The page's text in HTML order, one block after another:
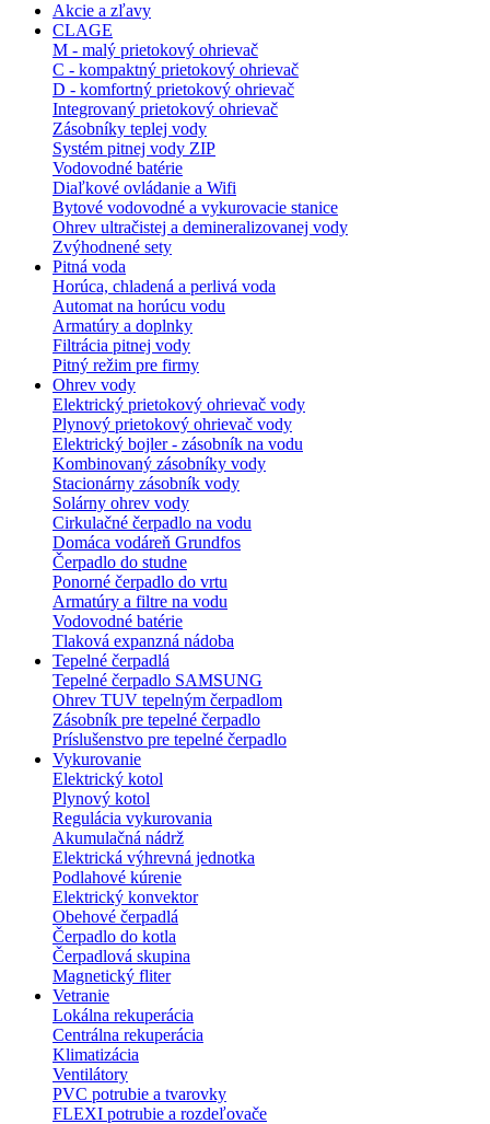
Akcie a zľavy
CLAGE
M - malý prietokový ohrievač
C - kompaktný prietokový ohrievač
D - komfortný prietokový ohrievač
Integrovaný prietokový ohrievač
Zásobníky teplej vody
Systém pitnej vody ZIP
Vodovodné batérie
Diaľkové ovládanie a Wifi
Bytové vodovodné a vykurovacie stanice
Ohrev ultračistej a demineralizovanej vody
Zvýhodnené sety
Pitná voda
Horúca, chladená a perlivá voda
Automat na horúcu vodu
Armatúry a doplnky
Filtrácia pitnej vody
Pitný režim pre firmy
Ohrev vody
Elektrický prietokový ohrievač vody
Plynový prietokový ohrievač vody
Elektrický bojler - zásobník na vodu
Kombinovaný zásobníky vody
Stacionárny zásobník vody
Solárny ohrev vody
Cirkulačné čerpadlo na vodu
Domáca vodáreň Grundfos
Čerpadlo do studne
Ponorné čerpadlo do vrtu
Armatúry a filtre na vodu
Vodovodné batérie
Tlaková expanzná nádoba
Tepelné čerpadlá
Tepelné čerpadlo SAMSUNG
Ohrev TUV tepelným čerpadlom
Zásobník pre tepelné čerpadlo
Príslušenstvo pre tepelné čerpadlo
Vykurovanie
Elektrický kotol
Plynový kotol
Regulácia vykurovania
Akumulačná nádrž
Elektrická výhrevná jednotka
Podlahové kúrenie
Elektrický konvektor
Obehové čerpadlá
Čerpadlo do kotla
Čerpadlová skupina
Magnetický fliter
Vetranie
Lokálna rekuperácia
Centrálna rekuperácia
Klimatizácia
Ventilátory
PVC potrubie a tvarovky
FLEXI potrubie a rozdeľovače